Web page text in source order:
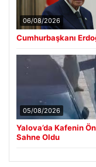
06/08/2026
Cumhurbaşkanı
05/08/2026
Yalova’da Kafenin
Sahne Oldu